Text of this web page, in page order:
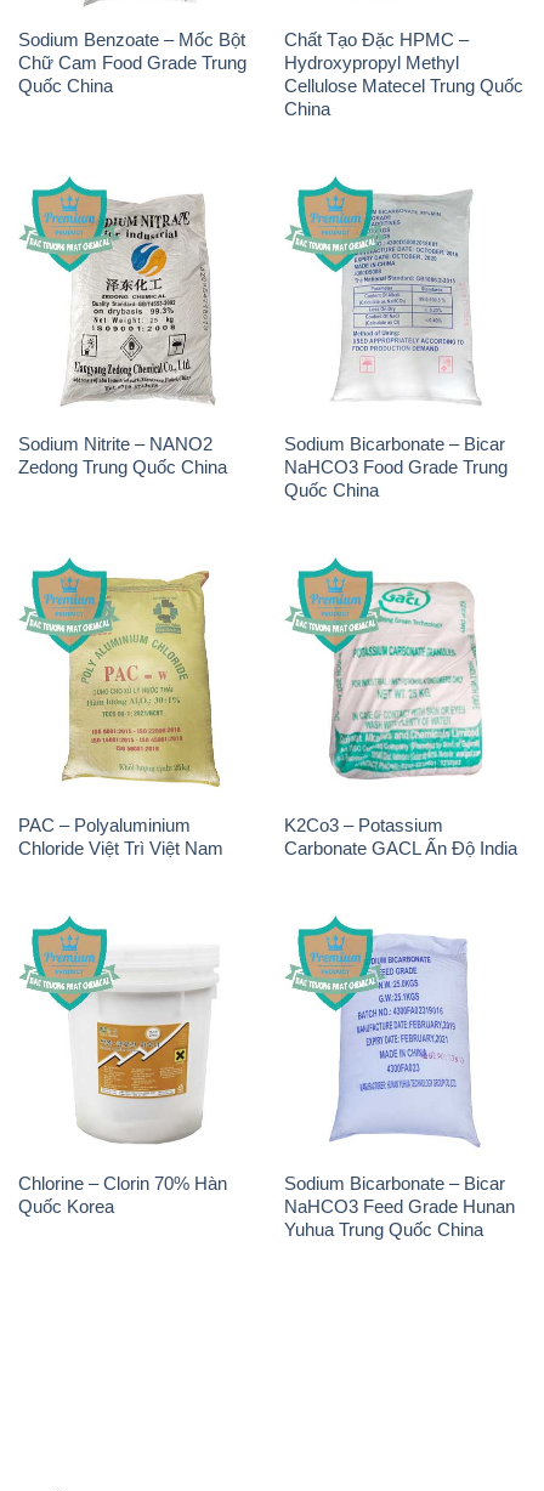
Sodium Benzoate – Mốc Bột
Chữ Cam Food Grade Trung
Quốc China
Chất Tạo Đặc HPMC –
Hydroxypropyl Methyl
Cellulose Matecel Trung Quốc
China
Sodium Nitrite – NANO2
Zedong Trung Quốc China
Sodium Bicarbonate – Bicar
NaHCO3 Food Grade Trung
Quốc China
PAC – Polyaluminium
Chloride Việt Trì Việt Nam
K2Co3 – Potassium
Carbonate GACL Ấn Độ India
Chlorine – Clorin 70% Hàn
Quốc Korea
Sodium Bicarbonate – Bicar
NaHCO3 Feed Grade Hunan
Yuhua Trung Quốc China